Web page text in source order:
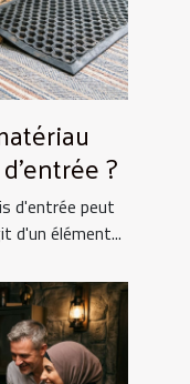
?
d'entrée peut
d'un élément...